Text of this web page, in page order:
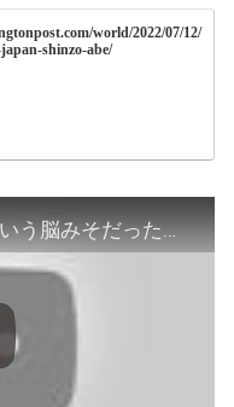
world/2022/07/12/
shinzo-abe/
【合同結婚式】「救われたという脳みそだった」元信者が明かす旧統一教会の実態 宗教をなぜタブー視？